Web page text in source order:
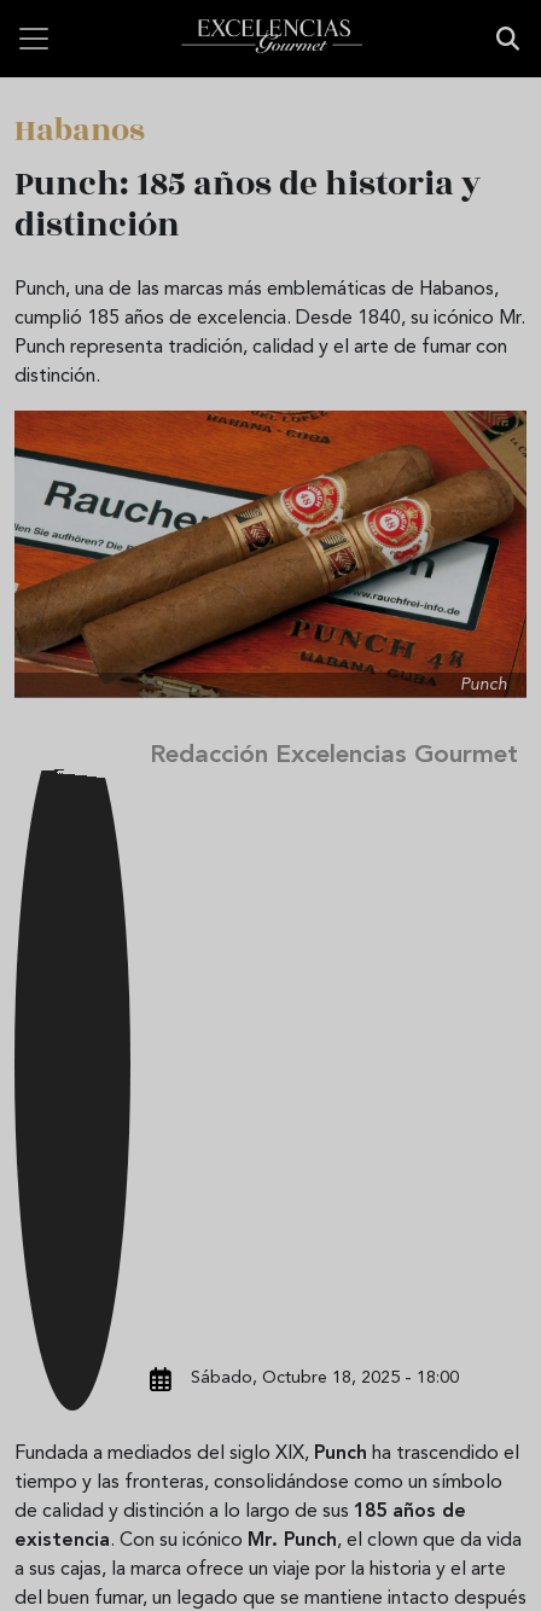
Habanos
Punch: 185 años de historia y
distinción
Punch, una de las marcas más emblemáticas de Habanos,
cumplió 185 años de excelencia. Desde 1840, su icónico Mr.
Punch representa tradición, calidad y el arte de fumar con
distinción.
Punch
Redacción Excelencias Gourmet
Sábado, Octubre 18, 2025 - 18:00
Fundada a mediados del siglo XIX, Punch ha trascendido el
tiempo y las fronteras, consolidándose como un símbolo
de calidad y distinción a lo largo de sus 185 años de
existencia. Con su icónico Mr. Punch, el clown que da vida
a sus cajas, la marca ofrece un viaje por la historia y el arte
del buen fumar, un legado que se mantiene intacto después